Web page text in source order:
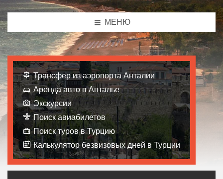
МЕНЮ
Трансфер из аэропорта Анталии
Аренда авто в Анталье
Экскурсии
Поиск авиабилетов
Поиск туров в Турцию
Калькулятор безвизовых дней в Турции